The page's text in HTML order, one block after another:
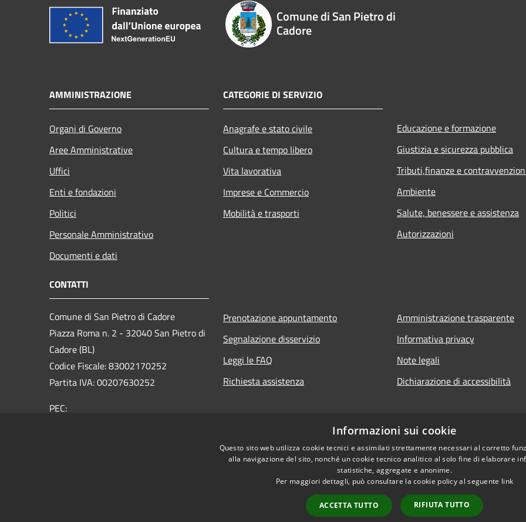
Comune di San Pietro di
Cadore
AMMINISTRAZIONE
Organi di Governo
Aree Amministrative
Uffici
Enti e fondazioni
Politici
Personale Amministrativo
Documenti e dati
CATEGORIE DI SERVIZIO
Anagrafe e stato civile
Cultura e tempo libero
Vita lavorativa
Imprese e Commercio
Mobilità e trasporti
Educazione e formazione
Giustizia e sicurezza pubblica
Tributi,finanze e
Ambiente
Salute, benessere e assistenza
Autorizzazioni
CONTATTI
Comune di San Pietro di Cadore
Piazza Roma n. 2 - 32040 San Pietro di
Cadore (BL)
Codice Fiscale: 83002170252
Partita IVA: 00207630252
PEC:
Prenotazione appuntamento
Segnalazione disservizio
Leggi le FAQ
Richiesta assistenza
Amministrazione trasparente
Informativa privacy
Note legali
Dichiarazione di accessibilità
Copyright © 2026 • Comune
Informazioni sui cookie
Questo sito web utilizza cookie tecnici e assimilati strettamente necessari al corretto
alla navigazione del sito, nonché un cookie tecnico analitico al solo fine di elaborare
statistiche, aggregate e anonime.
Per maggiori dettagli, può consultare la cookie policy al seguente link
ACCETTA TUTTO RIFIUTA TUTTO